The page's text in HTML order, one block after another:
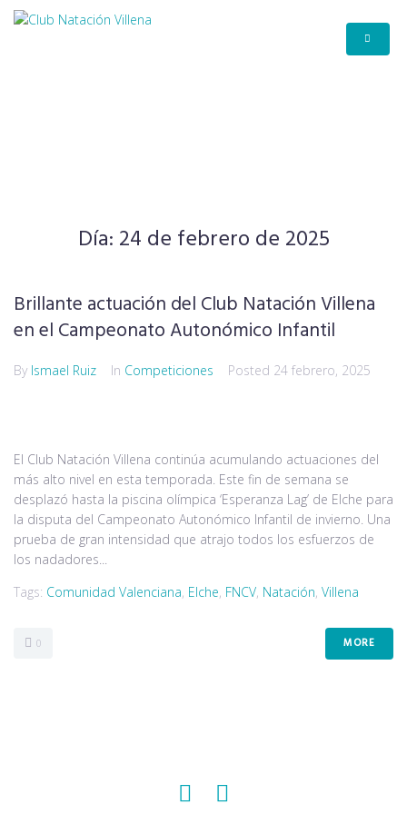
Día: 24 de febrero de 2025
Brillante actuación del Club Natación Villena
en el Campeonato Autonómico Infantil
By Ismael Ruiz In Competiciones Posted 24 febrero, 2025
El Club Natación Villena continúa acumulando actuaciones del
más alto nivel en esta temporada. Este fin de semana se
desplazó hasta la piscina olímpica ‘Esperanza Lag’ de Elche para
la disputa del Campeonato Autonómico Infantil de invierno. Una
prueba de gran intensidad que atrajo todos los esfuerzos de
los nadadores...
Tags: Comunidad Valenciana, Elche, FNCV, Natación, Villena
0 MORE